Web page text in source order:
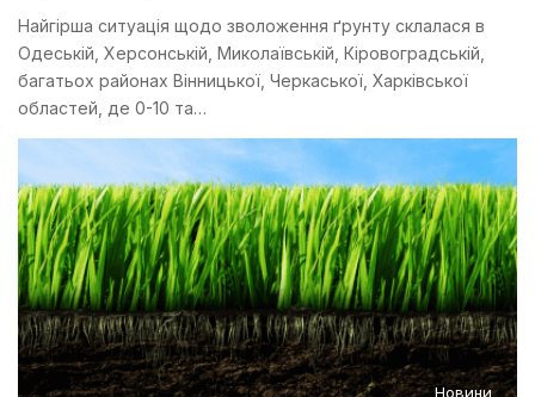
Найгірша ситуація щодо зволоження ґрунту склалася в
Одеській, Херсонській, Миколаївській, Кіровоградській,
багатьох районах Вінницької, Черкаської, Харківської
областей, де 0-10 та…
Новини